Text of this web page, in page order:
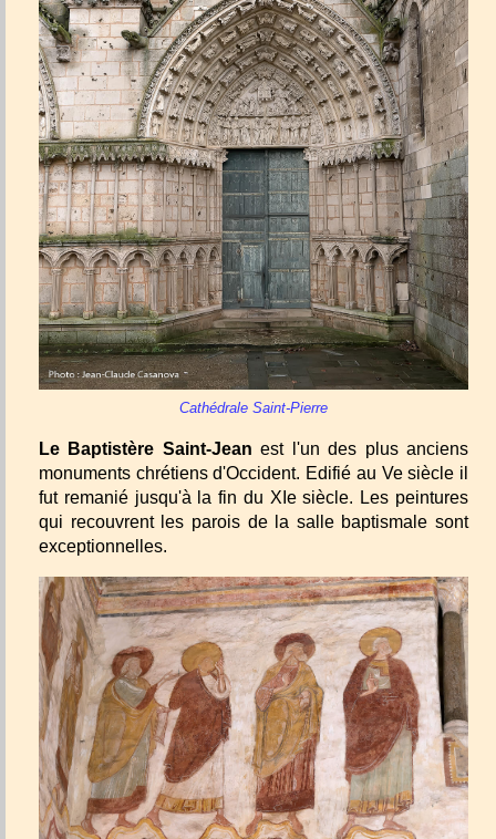
Cathédrale Saint-Pierre
Le Baptistère Saint-Jeanest l'un des plus anciens
monuments chrétiens d'Occident. Edifié au Ve siècle il
fut remanié jusqu'à la fin du XIe siècle. Les peintures
qui recouvrent les parois de la salle baptismale sont
exceptionnelles.